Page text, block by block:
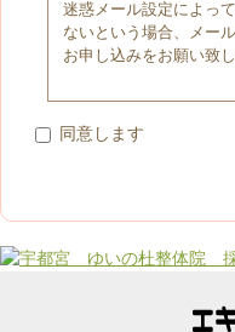
迷惑メール設定によっ
ないという場合、メー
お申し込みをお願い致し
同意します